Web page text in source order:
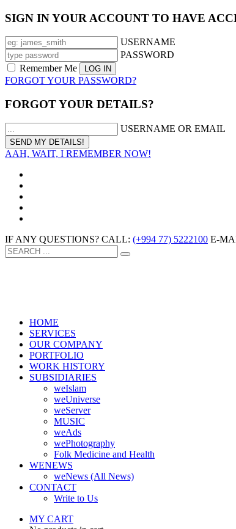
SIGN IN YOUR ACCOUNT TO HAVE
USERNAME
PASSWORD
Remember Me
FORGOT YOUR PASSWORD?
FORGOT YOUR DETAILS?
USERNAME OR EMAIL
AAH, WAIT, I REMEMBER NOW!
IF ANY QUESTIONS? CALL: (+994 77) 5222100 E-
HOME
SERVICES
OUR COMPANY
PORTFOLIO
WORK HISTORY
SUBSIDIARIES
weIslam
weUniverse
weServer
MUSIC
weAds
wePhotography
Folk Medicine and Health
WENEWS
weNews (All News)
CONTACT
Write to Us
MY CART